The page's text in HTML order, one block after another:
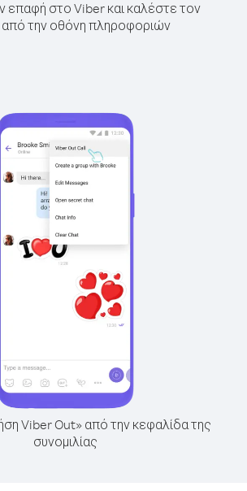
επαφή στο Viber και καλέστε τον
από την οθόνη πληροφοριών
Viber Out» από την κεφαλίδα της
συνομιλίας